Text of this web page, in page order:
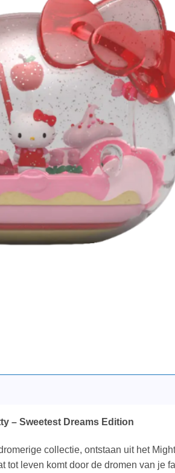
– Sweetest Dreams Edition
collectie, ontstaan uit het
tot leven komt door de dromen van je